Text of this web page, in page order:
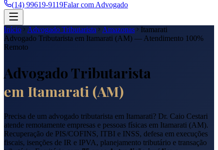
(14) 99619-9119Falar com Advogado
Início Advogado Tributarista Amazonas
Itamarati
Advogado Tributarista em Itamarati (AM) — Atendimento 100%
Remoto
Advogado Tributarista
em Itamarati (AM)
Precisa de um advogado tributarista em Itamarati? Dr. Caio Cestari
atende remotamente empresas e pessoas físicas em Itamarati (AM).
Recuperação de PIS/COFINS, ITBI e INSS, defesa em execuções
fiscais, isenções de IR e IPVA, planejamento tributário e transação